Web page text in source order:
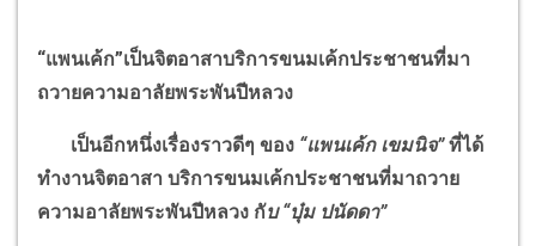
“แพนเค้ก”เป็นจิตอาสาบริการขนมเค้กประชาชนที่มา
ถวายความอาลัยพระพันปีหลวง
เป็นอีกหนึ่งเรื่องราวดีๆ ของ “แพนเค้ก เขมนิจ”ที่ได้
ทำงานจิตอาสา บริการขนมเค้กประชาชนที่มาถวาย
ความอาลัยพระพันปีหลวง กับ“บุ๋ม ปนัดดา”